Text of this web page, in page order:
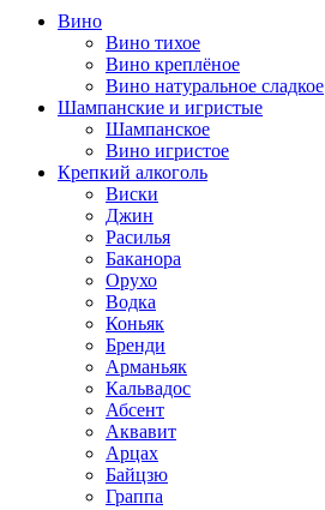
Вино
Вино тихое
Вино креплёное
Вино натуральное сладкое
Шампанские и игристые
Шампанское
Вино игристое
Крепкий алкоголь
Виски
Джин
Расилья
Баканора
Орухо
Водка
Коньяк
Бренди
Арманьяк
Кальвадос
Абсент
Аквавит
Арцах
Байцзю
Граппа